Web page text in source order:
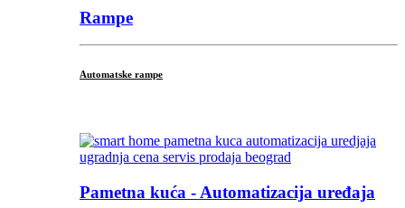
Rampe
Automatske rampe
Pametna kuća - Automatizacija uređaja